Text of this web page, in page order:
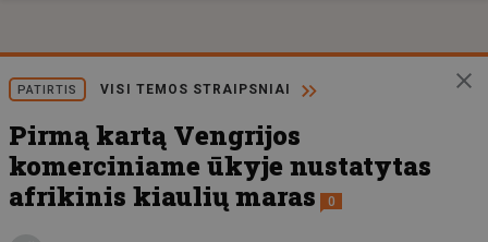
PATIRTIS VISI TEMOS STRAIPSNIAI
Pirmą kartą Vengrijos
komerciniame ūkyje nustatytas
afrikinis kiaulių maras
0